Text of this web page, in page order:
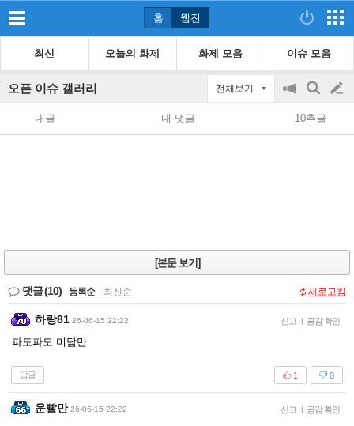
홈 웹진
최신 오늘의 화제 화제 모음 이슈 모음
오픈 이슈 갤러리 전체보기
공
지
on/off
검
색
글
쓰
내글 내 댓글 10추글
[본문 보기]
댓글(10) 등록순 최신순 새로고침
하랑81 26-06-15 22:22 신고 | 공감 확인
파도파도 미담만
답글 0
1
운빨만 26-06-15 22:22 신고 | 공감 확인